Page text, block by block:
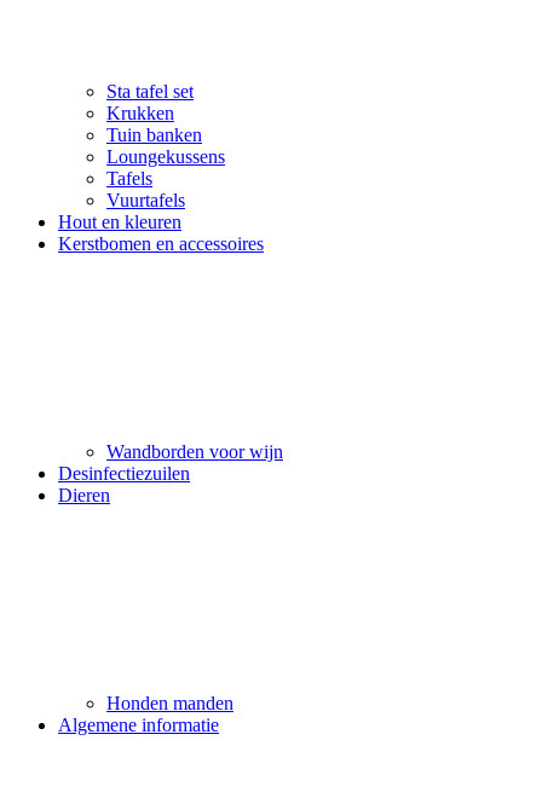
Sta tafel set
Krukken
Tuin banken
Loungekussens
Tafels
Vuurtafels
Hout en kleuren
Kerstbomen en accessoires
Wandborden voor wijn
Desinfectiezuilen
Dieren
Honden manden
Algemene informatie